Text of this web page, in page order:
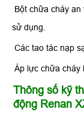
Bột chữa cháy
sử dụng.
Các tao tác nạp
Áp lực chữa cháy
Thông số kỹ
động Renan